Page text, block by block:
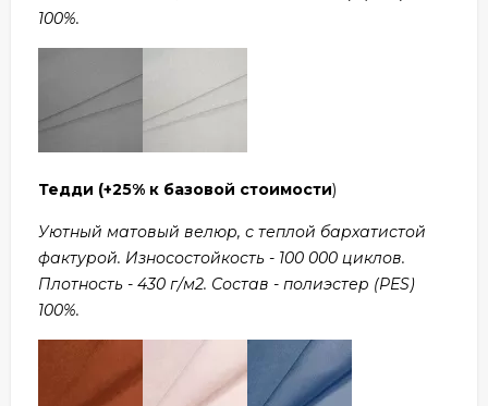
100%.
Тедди (+25% к базовой стоимости)
Уютный матовый велюр, с теплой бархатистой
фактурой. Износостойкость - 100 000 циклов.
Плотность - 430 г/м2. Состав - полиэстер (PES)
100%.